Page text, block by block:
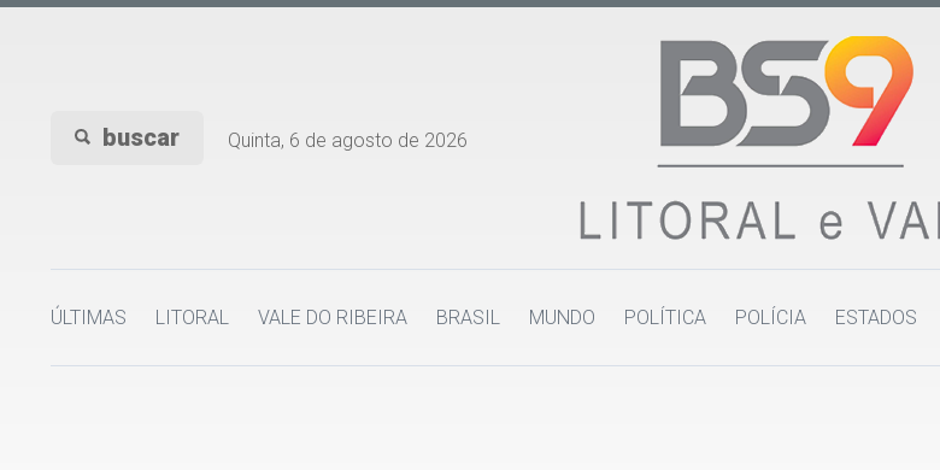
buscar Quinta, 6 de agosto de 2026
ÚLTIMAS LITORAL VALE DO RIBEIRA BRASIL MUNDO POLÍTICA POLÍCIA ESTADOS